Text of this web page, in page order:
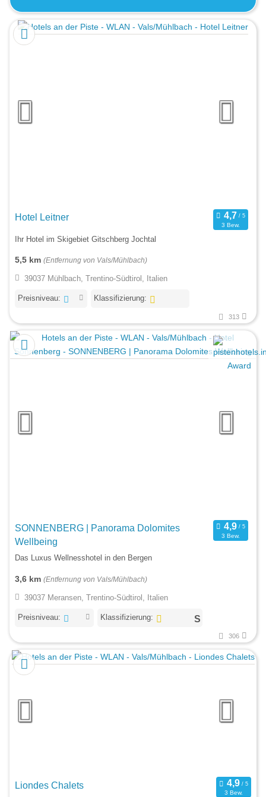
Hotel Leitner
3 Bew.
Ihr Hotel im Skigebiet Gitschberg Jochtal
5,5 km (Entfernung von Vals/Mühlbach)
39037 Mühlbach, Trentino-Südtirol, Italien
Preisniveau: Klassifizierung:
313
SONNENBERG | Panorama Dolomites
Wellbeing
3 Bew.
Das Luxus Wellnesshotel in den Bergen
3,6 km (Entfernung von Vals/Mühlbach)
39037 Meransen, Trentino-Südtirol, Italien
Preisniveau: Klassifizierung:
306
Liondes Chalets
3 Bew.